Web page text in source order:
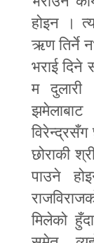
होइन ।
ऋण तिर्ने
भराई दिने
म
छोराकी
पाउने
मिलेको